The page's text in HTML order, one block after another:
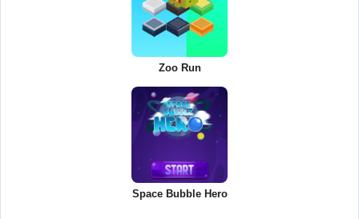
Zoo Run
Space Bubble Hero